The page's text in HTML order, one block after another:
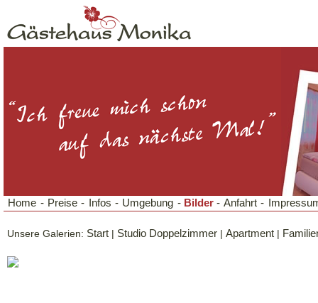
Home - Preise - Infos - Umgebung - Bilder- Anfahrt -
Unsere Galerien: Start | Studio Doppelzimmer | Apartment |